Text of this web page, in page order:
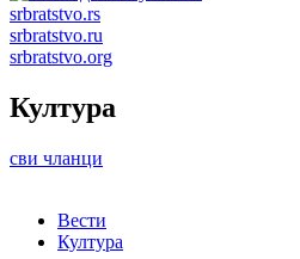
srbratstvo.rs
srbratstvo.ru
srbratstvo.org
Култура
сви чланци
Вести
Култура